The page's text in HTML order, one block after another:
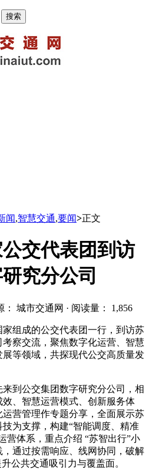
闻,智慧交通,要闻>正文
交代表团到访
究分公司
： 城市交通网 · 阅读量： 1,856
组成的公交代表团一行，到访苏
察交流，聚焦数字化运营、智慧
等领域，共探现代公交高质量发
到公交集团数字研究分公司，相
、智慧运营模式、创新服务体
营管理作专题分享，全面展示苏
为支撑，构建“智能调度、精准
营体系，重点介绍 “苏智出行”小
通过按需响应、线网协同，破解
公共交通吸引力与覆盖面。